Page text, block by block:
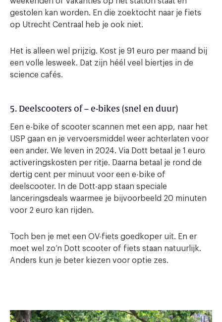
gestolen kan worden. En die zoektocht naar je fiets
op Utrecht Centraal heb je ook niet.
Het is alleen wel prijzig. Kost je 91 euro per maand bij
een volle lesweek. Dat zijn héél veel biertjes in de
science cafés.
5. Deelscooters of – e-bikes (snel en duur)
Een e-bike of scooter scannen met een app, naar het
USP gaan en je vervoersmiddel weer achterlaten voor
een ander. We leven in 2024. Via Dott betaal je 1 euro
activeringskosten per ritje. Daarna betaal je rond de
dertig cent per minuut voor een e-bike of
deelscooter. In de Dott-app staan speciale
lanceringsdeals waarmee je bijvoorbeeld 20 minuten
voor 2 euro kan rijden.
Toch ben je met een OV-fiets goedkoper uit. En er
moet wel zo’n Dott scooter of fiets staan natuurlijk.
Anders kun je beter kiezen voor optie zes.